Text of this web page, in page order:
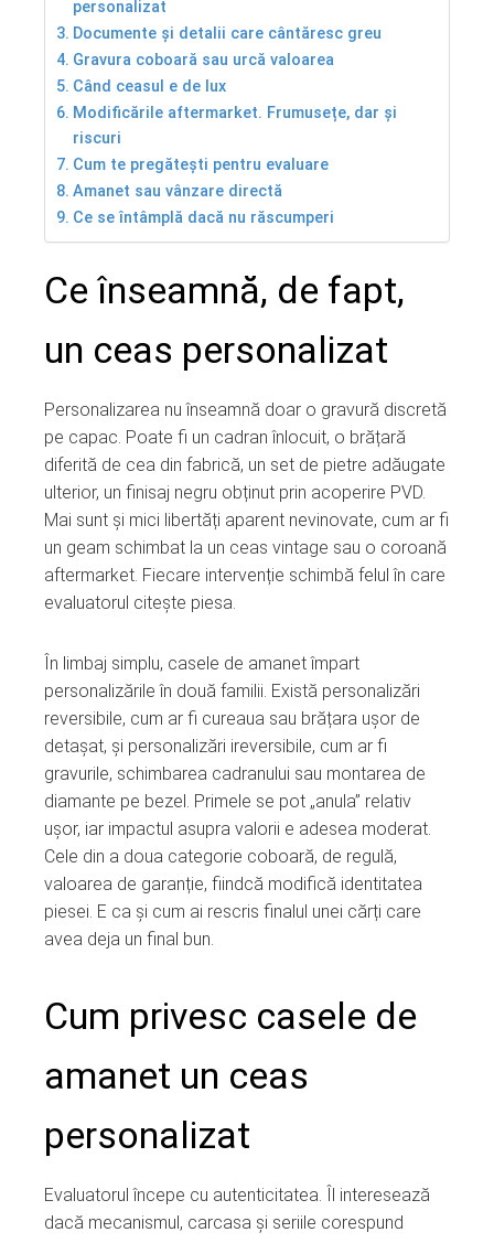
personalizat
Documente și detalii care cântăresc greu
Gravura coboară sau urcă valoarea
Când ceasul e de lux
Modificările aftermarket. Frumusețe, dar și
riscuri
Cum te pregătești pentru evaluare
Amanet sau vânzare directă
Ce se întâmplă dacă nu răscumperi
Ce înseamnă, de fapt,
un ceas personalizat
Personalizarea nu înseamnă doar o gravură discretă
pe capac. Poate fi un cadran înlocuit, o brățară
diferită de cea din fabrică, un set de pietre adăugate
ulterior, un finisaj negru obținut prin acoperire PVD.
Mai sunt și mici libertăți aparent nevinovate, cum ar fi
un geam schimbat la un ceas vintage sau o coroană
aftermarket. Fiecare intervenție schimbă felul în care
evaluatorul citește piesa.
În limbaj simplu, casele de amanet împart
personalizările în două familii. Există personalizări
reversibile, cum ar fi cureaua sau brățara ușor de
detașat, și personalizări ireversibile, cum ar fi
gravurile, schimbarea cadranului sau montarea de
diamante pe bezel. Primele se pot „anula” relativ
ușor, iar impactul asupra valorii e adesea moderat.
Cele din a doua categorie coboară, de regulă,
valoarea de garanție, fiindcă modifică identitatea
piesei. E ca și cum ai rescris finalul unei cărți care
avea deja un final bun.
Cum privesc casele de
amanet un ceas
personalizat
Evaluatorul începe cu autenticitatea. Îl interesează
dacă mecanismul, carcasa și seriile corespund